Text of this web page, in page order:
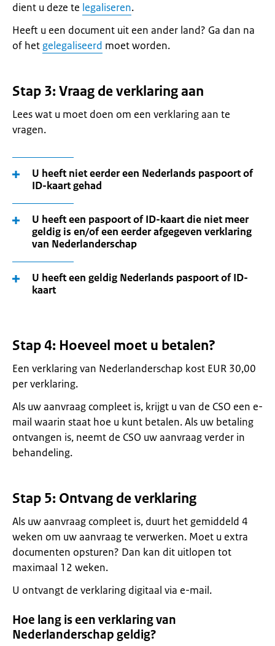
dient u deze te legaliseren.
Heeft u een document uit een ander land? Ga dan na
of het gelegaliseerd moet worden.
Stap 3: Vraag de verklaring aan
Lees wat u moet doen om een verklaring aan te
vragen.
U heeft niet eerder een Nederlands paspoort of
ID-kaart gehad
U heeft een paspoort of ID-kaart die niet meer
geldig is en/of een eerder afgegeven verklaring
van Nederlanderschap
U heeft een geldig Nederlands paspoort of ID-
kaart
Stap 4: Hoeveel moet u betalen?
Een verklaring van Nederlanderschap kost EUR 30,00
per verklaring.
Als uw aanvraag compleet is, krijgt u van de CSO een e-
mail waarin staat hoe u kunt betalen. Als uw betaling
ontvangen is, neemt de CSO uw aanvraag verder in
behandeling.
Stap 5: Ontvang de verklaring
Als uw aanvraag compleet is, duurt het gemiddeld 4
weken om uw aanvraag te verwerken. Moet u extra
documenten opsturen? Dan kan dit uitlopen tot
maximaal 12 weken.
U ontvangt de verklaring digitaal via e-mail.
Hoe lang is een verklaring van
Nederlanderschap geldig?